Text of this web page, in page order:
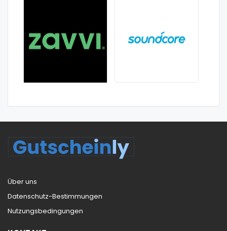
Über uns
Datenschutz-Bestimmungen
Nutzungsbedingungen